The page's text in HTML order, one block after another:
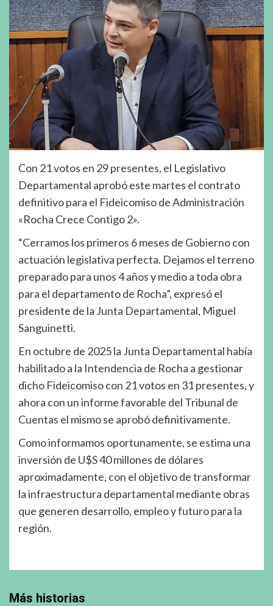
Con 21 votos en 29 presentes, el Legislativo
Departamental aprobó este martes el contrato
definitivo para el Fideicomiso de Administración
«Rocha Crece Contigo 2».
“Cerramos los primeros 6 meses de Gobierno con
actuación legislativa perfecta. Dejamos el terreno
preparado para unos 4 años y medio a toda obra
para el departamento de Rocha”, expresó el
presidente de la Junta Departamental, Miguel
Sanguinetti.
En octubre de 2025 la Junta Departamental había
habilitado a la Intendencia de Rocha a gestionar
dicho Fideicomiso con 21 votos en 31 presentes, y
ahora con un informe favorable del Tribunal de
Cuentas el mismo se aprobó definitivamente.
Como informamos oportunamente, se estima una
inversión de U$S 40 millones de dólares
aproximadamente, con el objetivo de transformar
la infraestructura departamental mediante obras
que generen desarrollo, empleo y futuro para la
región.
Más historias